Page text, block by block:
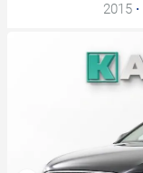
2015 ·